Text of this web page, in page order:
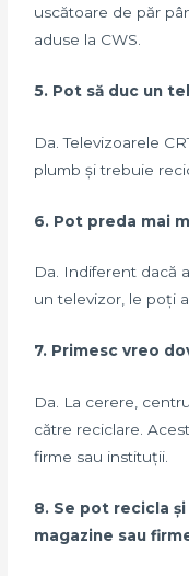
uscătoare de păr
aduse la CWS.
5. Pot să duc un
Da. Televizoarele
plumb și trebuie
6. Pot preda mai
Da. Indiferent dacă
un televizor, le poți
7. Primesc vreo
Da. La cerere,
către reciclare.
firme sau instituții.
8. Se pot recicla
magazine sau